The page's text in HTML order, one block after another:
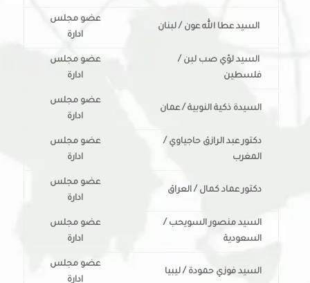
السيد عطا الله عون / لبنان
عضو مجلس
ادارة
السيد لؤي صب لبن /
فلسطين
عضو مجلس
ادارة
السيدة ذكية النوبية / عمان
عضو مجلس
ادارة
دكتور عبد الرازق حاجياوي /
المغرب
عضو مجلس
ادارة
دكتور عماد كمال / العراق
عضو مجلس
ادارة
السيد منصور السويحب /
السعودية
عضو مجلس
ادارة
السيد فوزي حمودة / ليبيا
عضو مجلس
ادارة